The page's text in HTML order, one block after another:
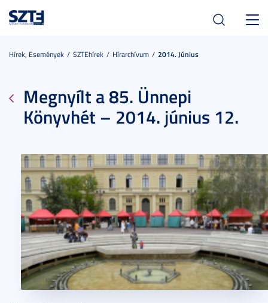
Hírek, Események SZTEhírek Hírarchívum 2014. Június
Megnyílt a 85. Ünnepi
Könyvhét – 2014. június 12.